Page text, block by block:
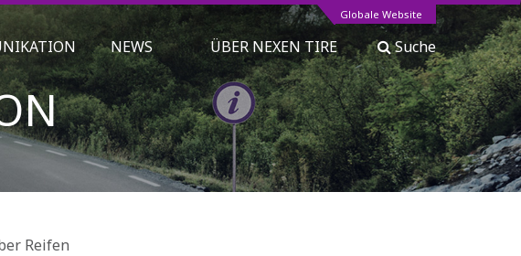
Globale Website
NEWS ÜBER NEXEN TIRE Suche
Reifen